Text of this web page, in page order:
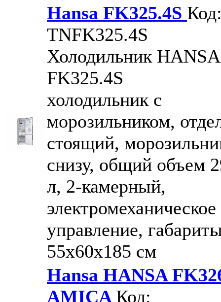
Hansa FK325.4S
TNFK325.4S
Холодильник HANSA
FK325.4S
холодильник с
морозильником,
стоящий,
снизу, общий объем
л, 2-камерный,
электромеханическое
управление,
55x60x185 см
Hansa HANSA
AMICA Код: